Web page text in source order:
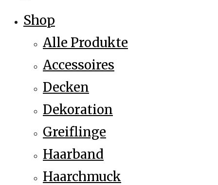
Shop
Alle Produkte
Accessoires
Decken
Dekoration
Greiflinge
Haarband
Haarchmuck